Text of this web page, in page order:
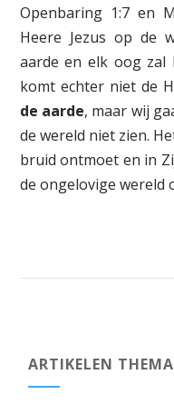
Openbaring 1:7 en
Heere Jezus op de
aarde en elk oog zal
komt echter niet de
de aarde, maar wij
de wereld niet zien.
bruid ontmoet en in
de ongelovige wereld
ARTIKELEN